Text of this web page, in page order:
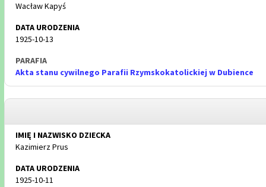
Wacław Kapyś
1925-10-13
Akta stanu cywilnego Parafii Rzymskokatolickiej w Dubience
Kazimierz Prus
1925-10-11